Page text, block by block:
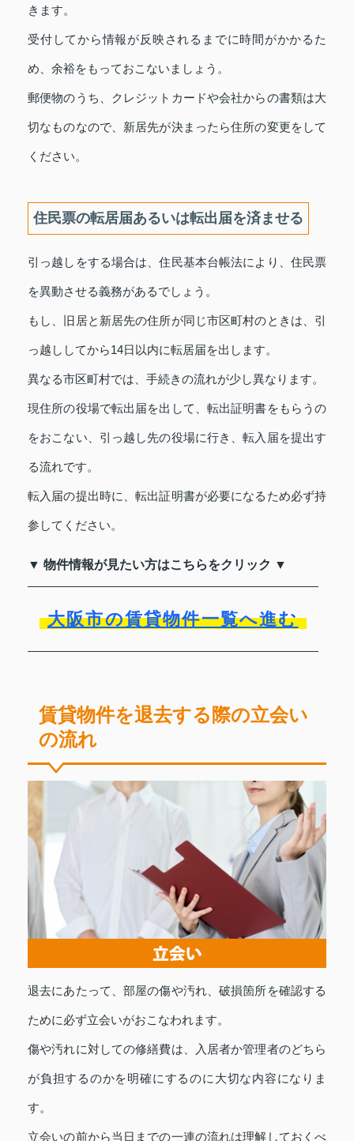
きます。
受付してから情報が反映されるまでに時間がかかるた
め、余裕をもっておこないましょう。
郵便物のうち、クレジットカードや会社からの書類は大
切なものなので、新居先が決まったら住所の変更をして
ください。
住民票の転居届あるいは転出届を済ませる
引っ越しをする場合は、住民基本台帳法により、住民票
を異動させる義務があるでしょう。
もし、旧居と新居先の住所が同じ市区町村のときは、引
っ越ししてから14日以内に転居届を出します。
異なる市区町村では、手続きの流れが少し異なります。
現住所の役場で転出届を出して、転出証明書をもらうの
をおこない、引っ越し先の役場に行き、転入届を提出す
る流れです。
転入届の提出時に、転出証明書が必要になるため必ず持
参してください。
▼ 物件情報が見たい方はこちらをクリック ▼
大阪市の賃貸物件一覧へ進む
賃貸物件を退去する際の立会い
の流れ
退去にあたって、部屋の傷や汚れ、破損箇所を確認する
ために必ず立会いがおこなわれます。
傷や汚れに対しての修繕費は、入居者か管理者のどちら
が負担するのかを明確にするのに大切な内容になりま
す。
立会いの前から当日までの一連の流れは理解しておくべ